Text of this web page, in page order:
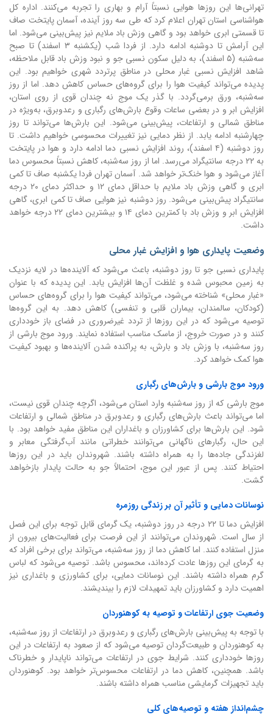
تهرانی‌ها این روزها هوایی نسبتاً آرام و بهاری را تجربه می‌کنند. اداره کل
هواشناسی استان تهران اعلام کرد که طی سه روز آینده، آسمان پایتخت صاف
تا قسمتی ابری خواهد بود و گاهی وزش باد ملایم نیز پیش‌بینی می‌شود. اما
این آرامش تا دوشنبه ادامه دارد. از فردا شب (یکشنبه ۳ اسفند) تا صبح
سه‌شنبه (۵ اسفند)، به دلیل سکون نسبی جو و نبود وزش باد قابل ملاحظه،
شاهد افزایش نسبی غبار محلی در مناطق پرتردد شهری خواهیم بود. این
پدیده می‌تواند کیفیت هوا را برای گروه‌های حساس کاهش دهد. اما از روز
سه‌شنبه، ورق برمی‌گردد. با گذر یک موج نه چندان قوی از روی استان،
افزایش ابر و در بعضی ساعات وقوع بارش‌های رگباری و رعدوبرق، به‌ویژه در
مناطق شمالی و ارتفاعات، پیش‌بینی می‌شود. این بارش‌ها می‌تواند تا روز
چهارشنبه ادامه یابد. از نظر دمایی نیز تغییرات محسوسی خواهیم داشت. تا
روز دوشنبه (۴ اسفند)، روند افزایش نسبی دما ادامه دارد و هوا در پایتخت
به ۲۲ درجه سانتیگراد می‌رسد. اما از روز سه‌شنبه، کاهش نسبتاً محسوس دما
آغاز می‌شود و هوا خنک‌تر خواهد شد. آسمان تهران فردا یکشنبه صاف تا کمی
ابری و گاهی وزش باد ملایم با حداقل دمای ۱۲ و حداکثر دمای ۲۰ درجه
سانتیگراد پیش‌بینی می‌شود. روز دوشنبه نیز هوایی صاف تا کمی ابری، گاهی
افزایش ابر و وزش باد با کمترین دمای ۱۴ و بیشترین دمای ۲۲ درجه خواهد
داشت.
وضعیت پایداری هوا و افزایش غبار محلی
پایداری نسبی جو تا روز دوشنبه، باعث می‌شود که آلاینده‌ها در لایه نزدیک
به زمین محبوس شده و غلظت آن‌ها افزایش یابد. این پدیده که با عنوان
«غبار محلی» شناخته می‌شود، می‌تواند کیفیت هوا را برای گروه‌های حساس
(کودکان، سالمندان، بیماران قلبی و تنفسی) کاهش دهد. به این گروه‌ها
توصیه می‌شود که در این روزها از تردد غیرضروری در فضای باز خودداری
کنند و در صورت خروج، از ماسک مناسب استفاده نمایند. ورود موج بارشی از
روز سه‌شنبه، با وزش باد و بارش، به پراکنده شدن آلاینده‌ها و بهبود کیفیت
هوا کمک خواهد کرد.
ورود موج بارشی و بارش‌های رگباری
موج بارشی که از روز سه‌شنبه وارد استان می‌شود، اگرچه چندان قوی نیست،
اما می‌تواند باعث بارش‌های رگباری و رعدوبرق در مناطق شمالی و ارتفاعات
شود. این بارش‌ها برای کشاورزان و باغداران این مناطق مفید خواهد بود. با
این حال، رگبارهای ناگهانی می‌توانند خطراتی مانند آب‌گرفتگی معابر و
لغزندگی جاده‌ها را به همراه داشته باشند. شهروندان باید در این روزها
احتیاط کنند. پس از عبور این موج، احتمالاً جو به حالت پایدار بازخواهد
گشت.
نوسانات دمایی و تأثیر آن بر زندگی روزمره
افزایش دما تا ۲۲ درجه در روز دوشنبه، یک گرمای قابل توجه برای این فصل
از سال است. شهروندان می‌توانند از این فرصت برای فعالیت‌های بیرون از
منزل استفاده کنند. اما کاهش دما از روز سه‌شنبه، می‌تواند برای برخی افراد که
به گرمای این روزها عادت کرده‌اند، محسوس باشد. توصیه می‌شود که لباس
گرم همراه داشته باشند. این نوسانات دمایی، برای کشاورزی و باغداری نیز
اهمیت دارد و کشاورزان باید تمهیدات لازم را بیندیشند.
وضعیت جوی ارتفاعات و توصیه به کوهنوردان
با توجه به پیش‌بینی بارش‌های رگباری و رعدوبرق در ارتفاعات از روز سه‌شنبه،
به کوهنوردان و طبیعت‌گردان توصیه می‌شود که از صعود به ارتفاعات در این
روزها خودداری کنند. شرایط جوی در ارتفاعات می‌تواند ناپایدار و خطرناک
باشد. همچنین، کاهش دما در ارتفاعات محسوس‌تر خواهد بود. کوهنوردان
باید تجهیزات گرمایشی مناسب همراه داشته باشند.
چشم‌انداز هفته و توصیه‌های کلی